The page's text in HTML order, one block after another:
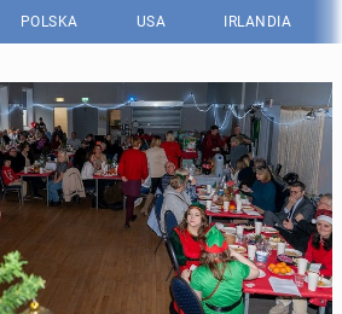
POLSKA USA IRLANDIA